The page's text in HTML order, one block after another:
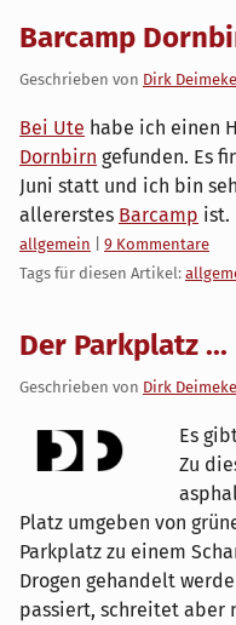
Barcamp
Geschrieben von Dirk Deimeke
Bei Ute habe ich einen
Dornbirn gefunden. Es
Juni statt und ich bin
allererstes Barcamp ist.
Kategorien:
allgemein
9 Kommentare
Tags für diesen Artikel:
Der Parkplatz ...
Geschrieben von Dirk Deimeke
Es
Zu
Platz umgeben von
Parkplatz zu einem
Drogen gehandelt
passiert, schreitet aber